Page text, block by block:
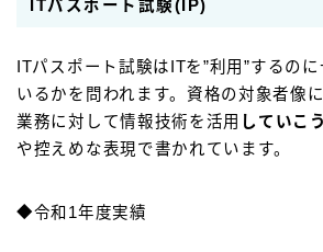
ITパスポート試験(IP)
ITパスポート試験はITを”利用”するの
いるかを問われます。資格の対象者像
業務に対して情報技術を活用 していこ
や控えめな表現で書かれています。
◆令和1年度実績